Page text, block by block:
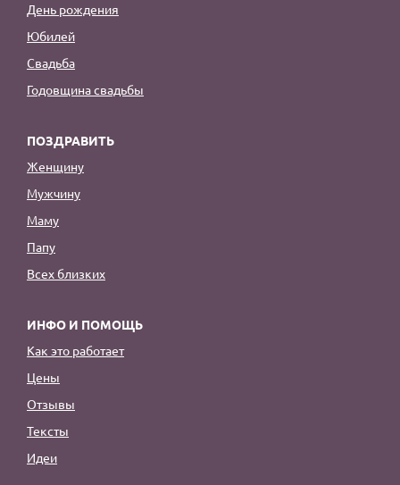
День рождения
Юбилей
Свадьба
Годовщина свадьбы
ПОЗДРАВИТЬ
Женщину
Мужчину
Маму
Папу
Всех близких
ИНФО И ПОМОЩЬ
Как это работает
Цены
Отзывы
Тексты
Идеи